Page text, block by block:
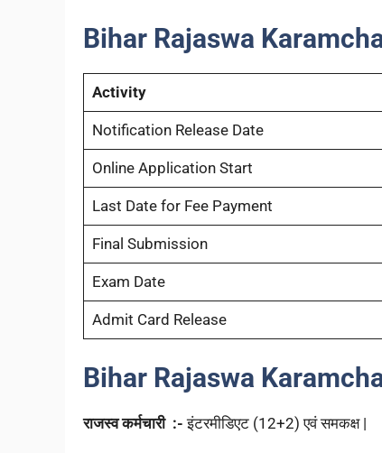
Bihar Rajaswa
Activity
Notification Release Date
Online Application Start
Last Date for Fee Payment
Final Submission
Exam Date
Admit Card Release
Bihar Rajaswa
राजस्व कर्मचारी :- इंटरमीडिएट (12+2) एवं समकक्ष |